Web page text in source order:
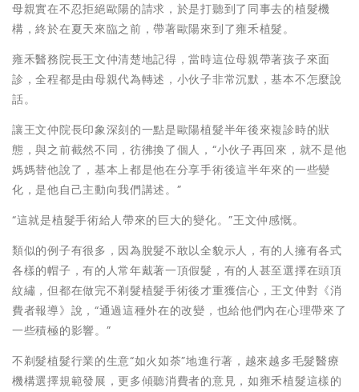
母親實在不忍拒絕歐陽的請求，於是打聽到了同事去的植髮機
構，終於在夏天來臨之前，帶著歐陽來到了雍禾植髮。
雍禾醫務院長王文仲清楚地記得，當時這位母親帶著孩子來面
診，全程都是由母親代為轉述，小伙子非常沉默，基本不怎麼說
話。
讓王文仲院長印象深刻的一點是歐陽植髮半年後來複診時的狀
態，與之前截然不同，彷彿換了個人，“小伙子再回來，就不是他
媽媽替他說了，基本上都是他在分享手術後這半年來的一些變
化，是他自己主動向我們講述。”
“這就是植髮手術給人帶來的巨大的變化。”王文仲感慨。
類似的例子有很多，因為脫髮不敢以全貌示人，有的人擁有各式
各樣的帽子，有的人常年戴著一頂假髮，有的人甚至選擇在頭頂
紋繡，但都在做完不剃髮植髮手術後才重獲信心，王文仲對《消
費者報導》說，“通過這種外在的改變，也給他們內在心理帶來了
一些積極的影響。”
不剃髮植髮行業的生意“如火如荼”地進行著，越來越多毛髮醫療
機構選擇規範發展，更多傾聽消費者的意見，如雍禾植髮這樣的